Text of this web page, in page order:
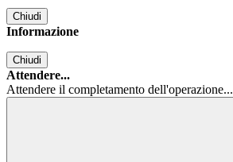
Chiudi
Informazione
Chiudi
Attendere...
Attendere il completamento dell'operazione...